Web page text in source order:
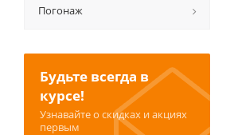
Погонаж
Будьте всегда в
курсе!
Узнавайте о скидках и акциях
первым